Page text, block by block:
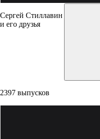
Сергей Стиллавин
и его друзья
2397 выпусков